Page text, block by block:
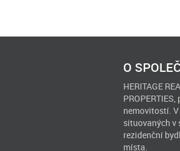
O
HERITAGE
nemovitostí.
situovaných v
rezidenční
místa.